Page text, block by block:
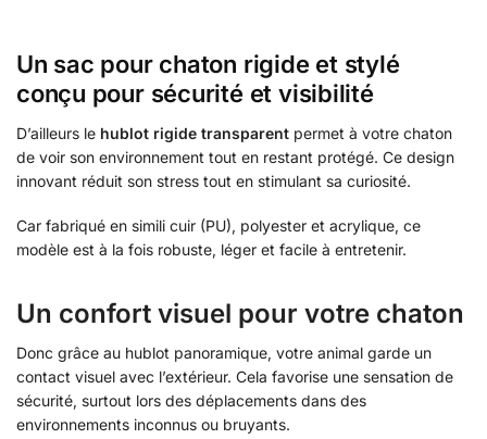
Un sac pour chaton rigide et stylé
conçu pour sécurité et visibilité
D’ailleurs le hublot rigide transparent permet à votre chaton
de voir son environnement tout en restant protégé. Ce design
innovant réduit son stress tout en stimulant sa curiosité.
Car fabriqué en simili cuir (PU), polyester et acrylique, ce
modèle est à la fois robuste, léger et facile à entretenir.
Un confort visuel pour votre chaton
Donc grâce au hublot panoramique, votre animal garde un
contact visuel avec l’extérieur. Cela favorise une sensation de
sécurité, surtout lors des déplacements dans des
environnements inconnus ou bruyants.